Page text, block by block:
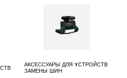
АКСЕССУАРЫ ДЛЯ YСТРОЙСТВ
ЗАМЕНЫ ШИН